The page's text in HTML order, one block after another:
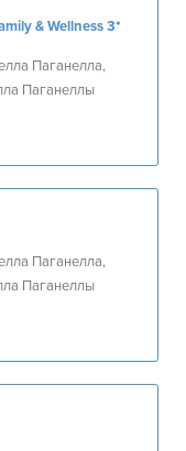
& Wellness3*
Паганелла,
Паганеллы
Паганелла,
Паганеллы